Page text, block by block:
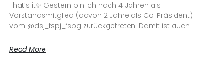
That‘s it✨ Gestern bin ich nach 4 Jahren als
Vorstandsmitglied (davon 2 Jahre als Co-Präsident)
vom @dsj_fspj_fspg zurückgetreten. Damit ist auch
Read More